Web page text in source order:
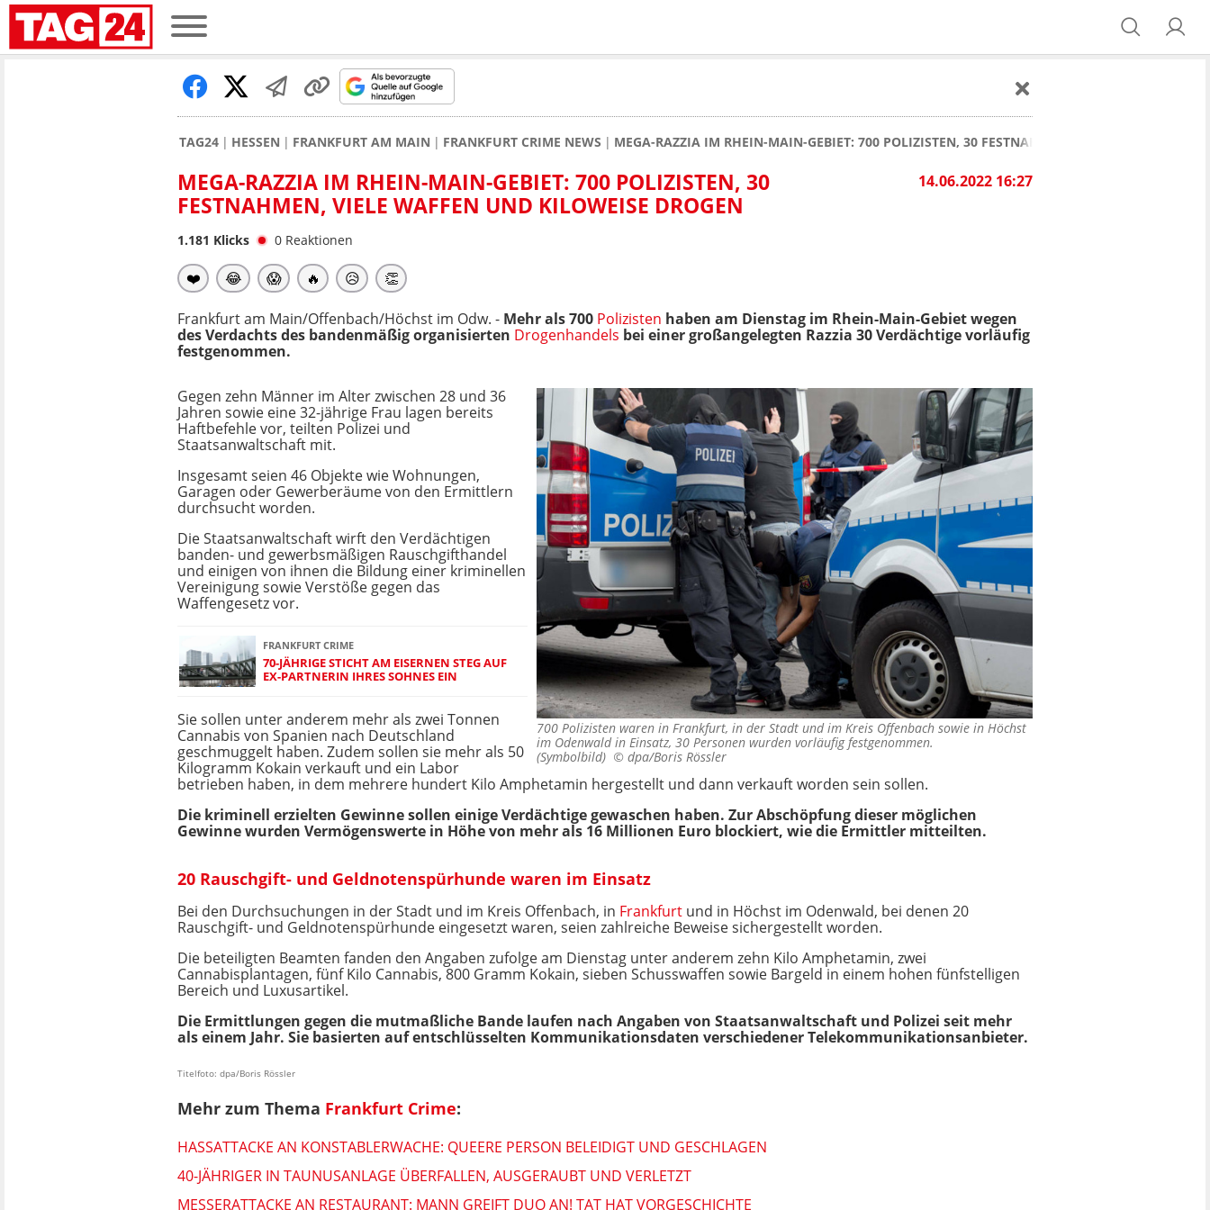
TAG24 HESSEN FRANKFURT AM MAIN FRANKFURT CRIME NEWS MEGA-RAZZIA IM RHEIN-MAIN-GEBIET: 700 POLIZISTEN, 30 FESTNAHMEN, VIELE WAFFEN UND
14.06.2022 16:27
MEGA-RAZZIA IM RHEIN-MAIN-GEBIET: 700 POLIZISTEN, 30
FESTNAHMEN, VIELE WAFFEN UND KILOWEISE DROGEN
1.181 Klicks 0 Reaktionen
❤️ 😂 😱 🔥 😥 👏
Frankfurt am Main/Offenbach/Höchst im Odw. - Mehr als 700 Polizisten haben am Dienstag im Rhein-Main-Gebiet wegen
des Verdachts des bandenmäßig organisierten Drogenhandels bei einer großangelegten Razzia 30 Verdächtige vorläufig
festgenommen.
700 Polizisten waren in Frankfurt, in der Stadt und im Kreis Offenbach sowie in Höchst
im Odenwald in Einsatz, 30 Personen wurden vorläufig festgenommen.
(Symbolbild) © dpa/Boris Rössler
Gegen zehn Männer im Alter zwischen 28 und 36
Jahren sowie eine 32-jährige Frau lagen bereits
Haftbefehle vor, teilten Polizei und
Staatsanwaltschaft mit.
Insgesamt seien 46 Objekte wie Wohnungen,
Garagen oder Gewerberäume von den Ermittlern
durchsucht worden.
Die Staatsanwaltschaft wirft den Verdächtigen
banden- und gewerbsmäßigen Rauschgifthandel
und einigen von ihnen die Bildung einer kriminellen
Vereinigung sowie Verstöße gegen das
Waffengesetz vor.
FRANKFURT CRIME
70-JÄHRIGE STICHT AM EISERNEN STEG AUF
EX-PARTNERIN IHRES SOHNES EIN
Sie sollen unter anderem mehr als zwei Tonnen
Cannabis von Spanien nach Deutschland
geschmuggelt haben. Zudem sollen sie mehr als 50
Kilogramm Kokain verkauft und ein Labor
betrieben haben, in dem mehrere hundert Kilo Amphetamin hergestellt und dann verkauft worden sein sollen.
Die kriminell erzielten Gewinne sollen einige Verdächtige gewaschen haben. Zur Abschöpfung dieser möglichen
Gewinne wurden Vermögenswerte in Höhe von mehr als 16 Millionen Euro blockiert, wie die Ermittler mitteilten.
20 Rauschgift- und Geldnotenspürhunde waren im Einsatz
Bei den Durchsuchungen in der Stadt und im Kreis Offenbach, in Frankfurt und in Höchst im Odenwald, bei denen 20
Rauschgift- und Geldnotenspürhunde eingesetzt waren, seien zahlreiche Beweise sichergestellt worden.
Die beteiligten Beamten fanden den Angaben zufolge am Dienstag unter anderem zehn Kilo Amphetamin, zwei
Cannabisplantagen, fünf Kilo Cannabis, 800 Gramm Kokain, sieben Schusswaffen sowie Bargeld in einem hohen fünfstelligen
Bereich und Luxusartikel.
Die Ermittlungen gegen die mutmaßliche Bande laufen nach Angaben von Staatsanwaltschaft und Polizei seit mehr
als einem Jahr. Sie basierten auf entschlüsselten Kommunikationsdaten verschiedener Telekommunikationsanbieter.
Titelfoto: dpa/Boris Rössler
Mehr zum Thema Frankfurt Crime:
HASSATTACKE AN KONSTABLERWACHE: QUEERE PERSON BELEIDIGT UND GESCHLAGEN
40-JÄHRIGER IN TAUNUSANLAGE ÜBERFALLEN, AUSGERAUBT UND VERLETZT
MESSERATTACKE AN RESTAURANT: MANN GREIFT DUO AN! TAT HAT VORGESCHICHTE